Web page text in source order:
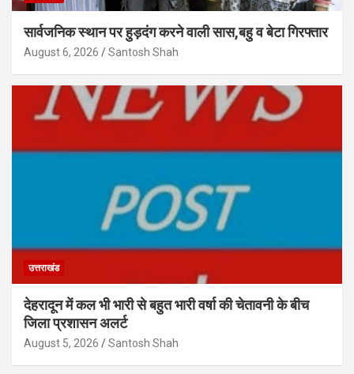
सार्वजनिक स्थान पर हुड़दंग करने वाली सास,बहु व बेटा गिरफ्तार
August 6, 2026 Santosh Shah
उत्तराखंड
देहरादून में कल भी भारी से बहुत भारी वर्षा की चेतावनी के बीच
जिला प्रशासन अलर्ट
August 5, 2026 Santosh Shah